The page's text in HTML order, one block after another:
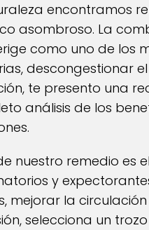
encontramos
asombroso. La
como uno de los
descongestionar
te presento una
análisis de los
nuestro remedio es
y
mejorar la
selecciona un